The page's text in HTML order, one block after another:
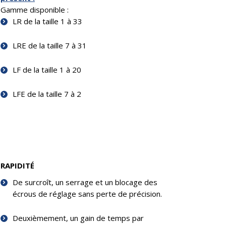
Gamme disponible :
LR de la taille 1 à 33
LRE de la taille 7 à 31
LF de la taille 1 à 20
LFE de la taille 7 à 2
RAPIDITÉ
De surcroît, un serrage et un blocage des
écrous de réglage sans perte de précision.
Deuxièmement, un gain de temps par